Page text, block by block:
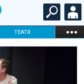
TEATR ...